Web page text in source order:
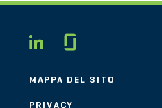
LINKEDIN
MAPPA DEL SITO
PRIVACY